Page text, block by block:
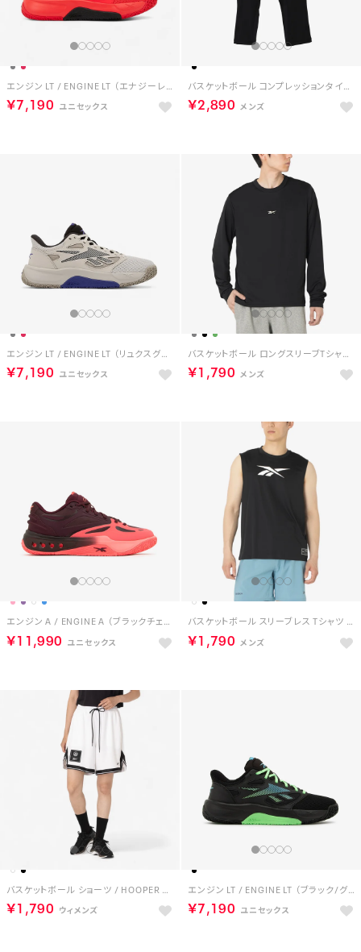
エンジン LT / ENGINE LT （エナジーレッド）
￥7,190
バスケットボール コンプレッションタイツ / ID BASKETBALL 3/4 COMPRESSION TIGHTS【返品不可商品】 （ブラック）
￥2,890
エンジン LT / ENGINE LT （リュクスグレー）
￥7,190
バスケットボール ロングスリーブTシャツ / BASKETBALL ESSENTIALS LS SHOOTING SHIRT （ブラック）
￥1,790
エンジン A / ENGINE A （ブラックチェリー）
￥11,990
バスケットボール スリーブレス Tシャツ / ID BASKETBALL SLEEVELESS T-SHIRT （ブラック）
￥1,790
バスケットボール ショーツ / HOOPER BB SHORT （ホワイト）
￥1,790
エンジン LT / ENGINE LT （ブラック/グリーングロウ）
￥7,190